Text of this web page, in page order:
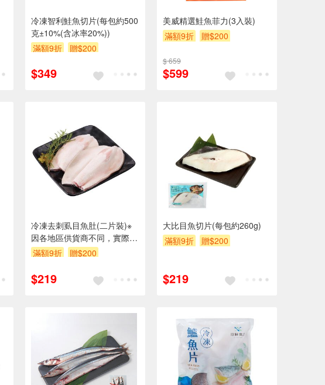
冷凍智利鮭魚切片(每包約500
克±10%(含冰率20%))
滿額9折
贈$200
$349
美威精選鮭魚菲力(3入裝)
滿額9折
贈$200
$ 659
$599
冷凍去刺虱目魚肚(二片裝)※
因各地區供貨商不同，實際出
貨包裝以出貨店庫存為準。
滿額9折 贈$200
$219
大比目魚切片(每包約260g)
滿額9折
贈$200
$219